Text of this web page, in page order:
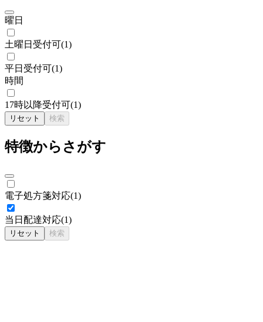
曜日
土曜日受付可(1)
平日受付可(1)
時間
17時以降受付可(1)
リセット 検索
特徴からさがす
電子処方箋対応(1)
当日配達対応(1)
リセット 検索